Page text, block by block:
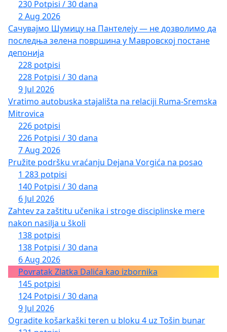
230 Potpisi / 30 dana
2 Aug 2026
Сачувајмо Шумицу на Пантелеју — не дозволимо да
последња зелена површина у Мавровској постане
депонија
228 potpisi
228 Potpisi / 30 dana
9 Jul 2026
Vratimo autobuska stajališta na relaciji Ruma-Sremska
Mitrovica
226 potpisi
226 Potpisi / 30 dana
7 Aug 2026
Pružite podršku vraćanju Dejana Vorgića na posao
1 283 potpisi
140 Potpisi / 30 dana
6 Jul 2026
Zahtev za zaštitu učenika i stroge disciplinske mere
nakon nasilja u školi
138 potpisi
138 Potpisi / 30 dana
6 Aug 2026
Povratak Zlatka Dalića kao izbornika
145 potpisi
124 Potpisi / 30 dana
9 Jul 2026
Ogradite košarkaški teren u bloku 4 uz Tošin bunar